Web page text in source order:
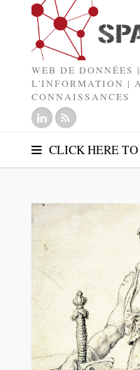
WEB DE DONNÉES
L'INFORMATION |
CONNAISSANCES
CLICK HERE